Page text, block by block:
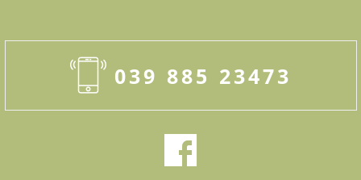
039 885 23473